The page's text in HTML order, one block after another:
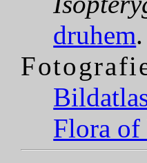
druhem.
Flora of